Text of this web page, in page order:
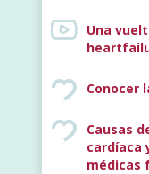
Una
Conocer
Causas
cardíaca
médicas